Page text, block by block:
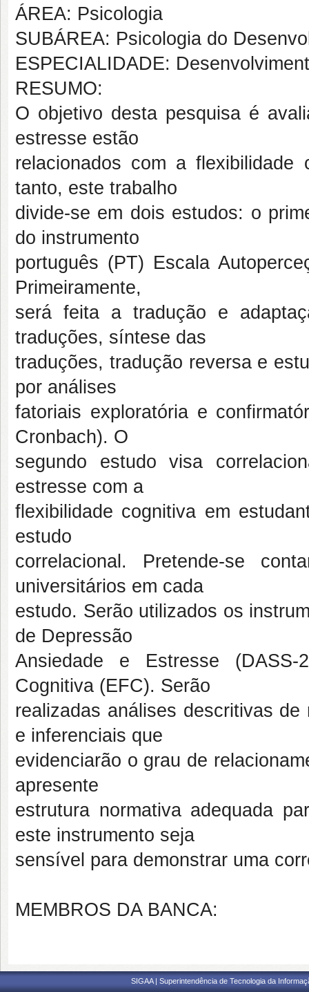
ÁREA: Psicologia
SUBÁREA: Psicologia do
ESPECIALIDADE:
RESUMO:
O objetivo desta pesquisa é
estresse estão
relacionados com a flexibilidade
tanto, este trabalho
divide-se em dois estudos: o
do instrumento
português (PT) Escala
Primeiramente,
será feita a tradução e
traduções, síntese das
traduções, tradução reversa e
por análises
fatoriais exploratória e
Cronbach). O
segundo estudo visa
estresse com a
flexibilidade cognitiva em
estudo
correlacional. Pretende-se
universitários em cada
estudo. Serão utilizados os
de Depressão
Ansiedade e Estresse (DASS-
Cognitiva (EFC). Serão
realizadas análises descritivas
e inferenciais que
evidenciarão o grau de
apresente
estrutura normativa adequada
este instrumento seja
sensível para demonstrar uma
MEMBROS DA BANCA:
SIGAA | Superintendência de Tecnologia da